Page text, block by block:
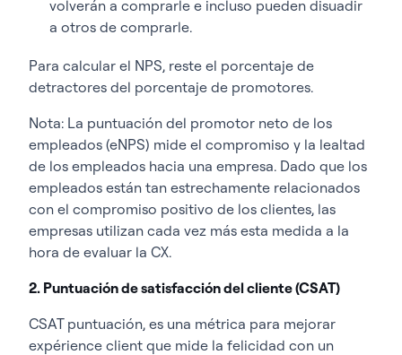
volverán a comprarle e incluso pueden disuadir
a otros de comprarle.
Para calcular el NPS, reste el porcentaje de
detractores del porcentaje de promotores.
Nota: La puntuación del promotor neto de los
empleados (eNPS) mide el compromiso y la lealtad
de los empleados hacia una empresa. Dado que los
empleados están tan estrechamente relacionados
con el compromiso positivo de los clientes, las
empresas utilizan cada vez más esta medida a la
hora de evaluar la CX.
2. Puntuación de satisfacción del cliente (CSAT)
CSAT puntuación, es una métrica para mejorar
expérience client que mide la felicidad con un